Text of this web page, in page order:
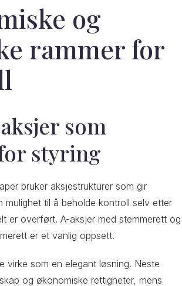
og
rammer for
som
styring
bruker aksjestrukturer som gir
mulighet til å beholde kontroll selv etter
er overført. A-aksjer med stemmerett og
er et vanlig oppsett.
virke som en elegant løsning. Neste
og økonomiske rettigheter, mens